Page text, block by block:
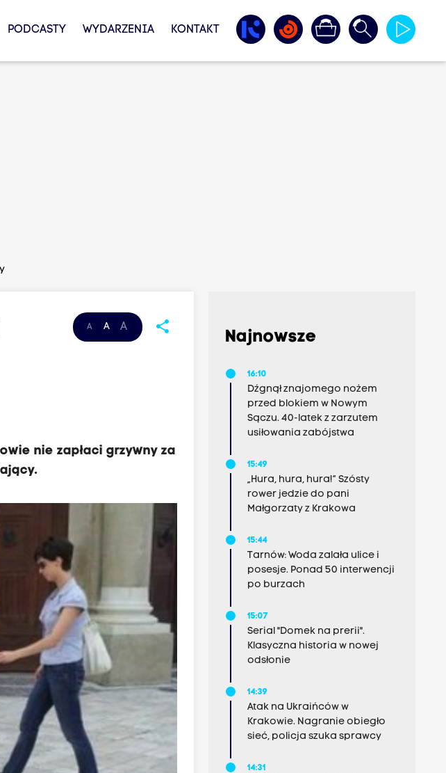
PODCASTY WYDARZENIA KONTAKT
A A A share
nie zapłaci grzywny za
Najnowsze
16:10
Dźgnął znajomego nożem
przed blokiem w Nowym
Sączu. 40-latek z zarzutem
usiłowania zabójstwa
15:49
„Hura, hura, hura!” Szósty
rower jedzie do pani
Małgorzaty z Krakowa
15:44
Tarnów: Woda zalała ulice i
posesje. Ponad 50 interwencji
po burzach
15:07
Serial "Domek na prerii".
Klasyczna historia w nowej
odsłonie
14:39
Atak na Ukraińców w
Krakowie. Nagranie obiegło
sieć, policja szuka sprawcy
14:31